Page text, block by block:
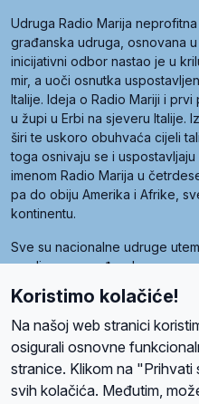
Udruga Radio Marija
građanska udruga, osnovana
inicijativni odbor nastao je u
mir, a uoči osnutka
Italije. Ideja o Radio Mariji i
u župi u Erbi na sjeveru Italije.
širi te uskoro obuhvaća cijeli
toga osnivaju se i
imenom Radio Marija u
pa do obiju Amerika i Afrike,
kontinentu.
Sve su nacionalne udruge
zemljama, a međusobna su
pod nazivom Svjetska obitelj
Radio Maria). Svjetsku obitelj
kojima je i hrvatska Udruga
Koristimo kolačiće!
Na našoj web stranici
osigurali osnovne
stranice. Klikom na
svih kolačića. Međutim,